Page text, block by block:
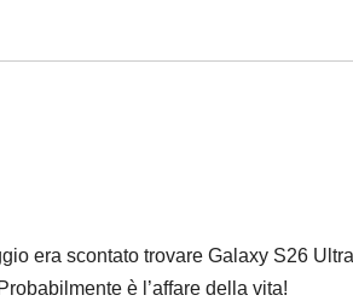
era scontato trovare Galaxy S26
è l’affare della vita!